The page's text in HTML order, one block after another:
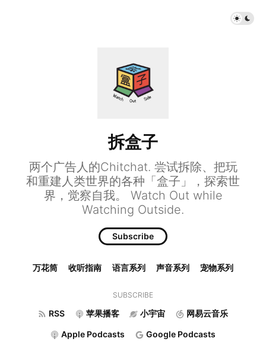
拆盒子
两个广告人的Chitchat. 尝试拆除、把玩
和重建人类世界的各种「盒子」，探索世
界，觉察自我。 Watch Out while
Watching Outside.
Subscribe
万花筒 收听指南 语言系列 声音系列 宠物系列
SUBSCRIBE
RSS 苹果播客 小宇宙 网易云音乐
Apple Podcasts Google Podcasts